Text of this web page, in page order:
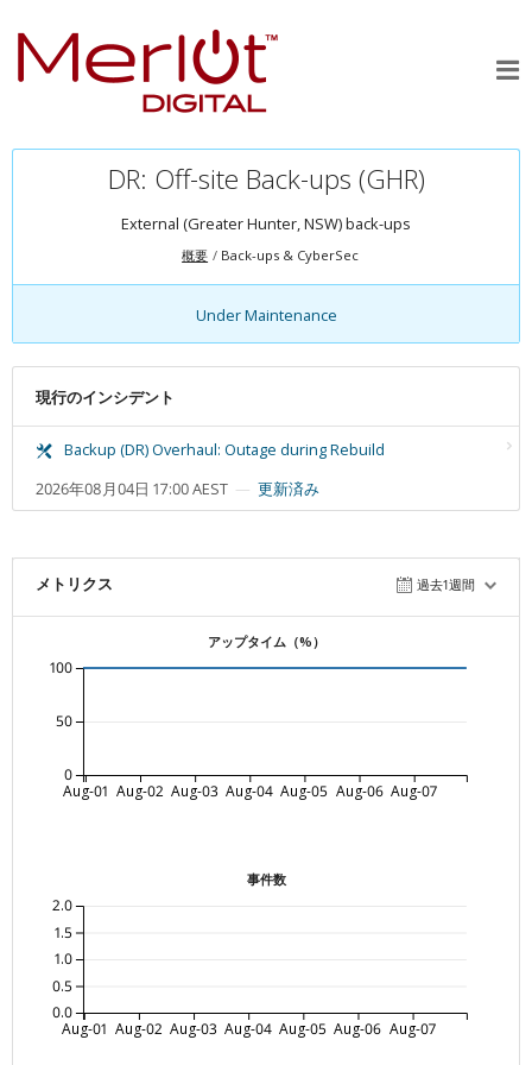
DR: Off-site Back-ups (GHR)
External (Greater Hunter, NSW) back-ups
概要 Back-ups & CyberSec
Under Maintenance
現行のインシデント
Backup (DR) Overhaul: Outage during Rebuild
2026年08月04日 17:00 AEST
更新済み
メトリクス 過去1週間
アップタイム（%）
Aug-01 Aug-02 Aug-03 Aug-04 Aug-05 Aug-06 Aug-07
0
50
100
事件数
Aug-01 Aug-02 Aug-03 Aug-04 Aug-05 Aug-06 Aug-07
0.0
0.5
1.0
1.5
2.0